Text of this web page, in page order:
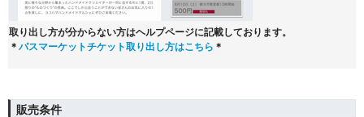
取り出し方が分からない方はヘルプページに記載しております。
＊ パスマーケットチケット取り出し方はこちら ＊
販売条件